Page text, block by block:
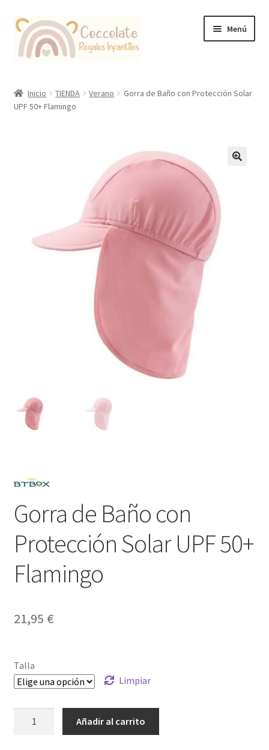
Ir
la
Ir
contenido
Menú
Coccolate Puericultura y Juguetería Educativa
Inicio TIENDA Verano
Gorra de Baño con Protección Solar
UPF 50+ Flamingo
Gorra de Baño con
Protección Solar UPF 50+
Flamingo
21,95 €
Talla
Limpiar
Añadir al carrito